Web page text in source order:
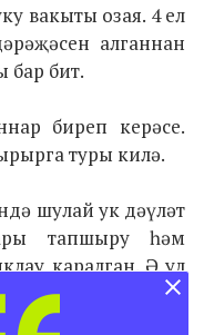
вакыты озая. 4 ел
алганнан
бар бит.
биреп керәсе.
туры килә.
шулай ук дәүләт
тапшыру һәм
каралган. Ә ул
языла торган